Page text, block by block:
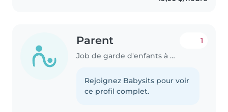
Parent
Job de garde d'enfants à Calgary
1
Rejoignez Babysits pour voir
ce profil complet.